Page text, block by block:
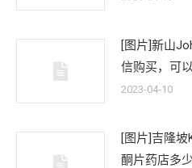
[图片]新山
信购买，可
2023-04-10
[图片]吉隆坡
酮片药店多